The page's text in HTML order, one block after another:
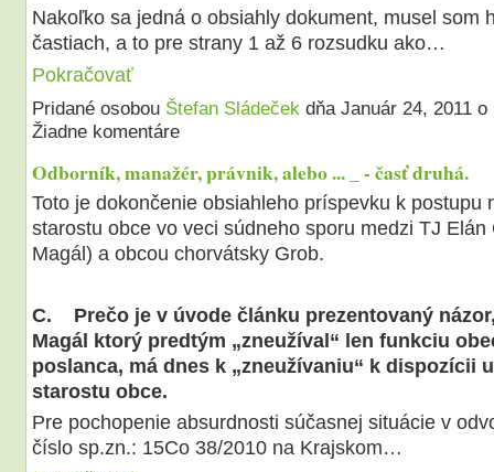
Nakoľko sa jedná o obsiahly dokument, musel som
častiach, a to pre strany 1 až 6 rozsudku ako…
Pokračovať
Pridané osobou Štefan Sládečekdňa Január 24, 2011
Žiadne komentáre
Odborník, manažér, právnik, alebo ... _ - časť druhá.
Toto je dokončenie obsiahleho príspevku k postupu
starostu obce vo veci súdneho sporu medzi TJ Elán
Magál) a obcou chorvátsky Grob.
C. Prečo je v úvode článku prezentovaný
Magál ktorý predtým „zneužíval“ len funkciu
poslanca, má dnes k „zneužívaniu“ k dispozícii
starostu obce.
Pre pochopenie absurdnosti súčasnej situácie v
číslo sp.zn.: 15Co 38/2010 na Krajskom…